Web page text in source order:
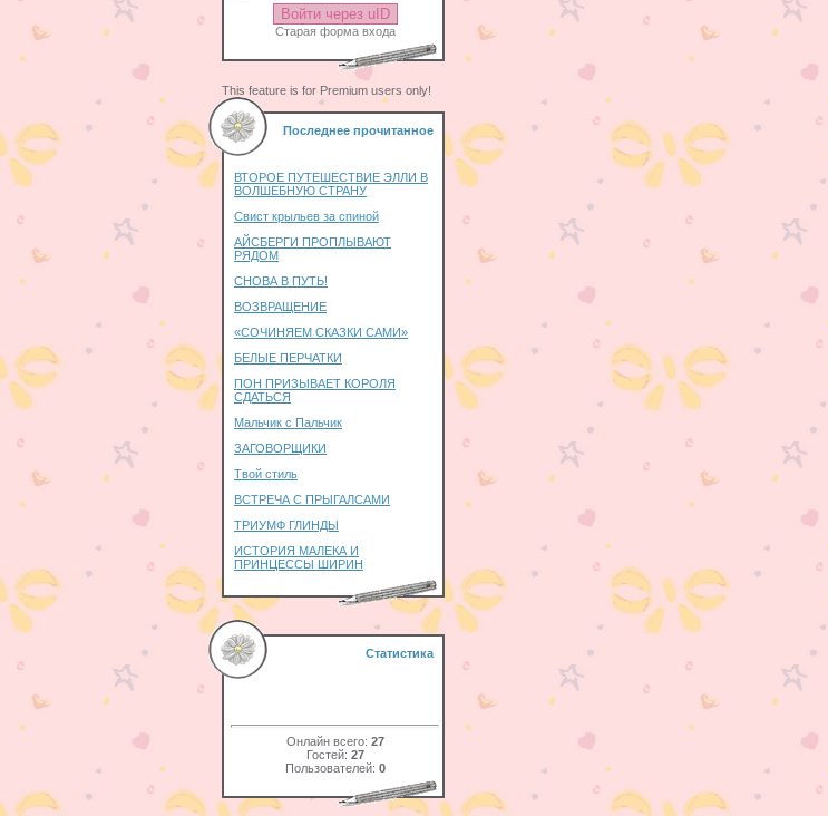
Войти через uID
Старая форма входа
This feature is for Premium users only!
Последнее прочитанное
ВТОРОЕ ПУТЕШЕСТВИЕ ЭЛЛИ В
ВОЛШЕБНУЮ СТРАНУ
Свист крыльев за спиной
АЙСБЕРГИ ПРОПЛЫВАЮТ
РЯДОМ
СНОВА В ПУТЬ!
ВОЗВРАЩЕНИЕ
«СОЧИНЯЕМ СКАЗКИ САМИ»
БЕЛЫЕ ПЕРЧАТКИ
ПОН ПРИЗЫВАЕТ КОРОЛЯ
СДАТЬСЯ
Мальчик с Пальчик
ЗАГОВОРЩИКИ
Твой стиль
ВСТРЕЧА С ПРЫГАЛСАМИ
ТРИУМФ ГЛИНДЫ
ИСТОРИЯ МАЛЕКА И
ПРИНЦЕССЫ ШИРИН
Статистика
Онлайн всего: 27
Гостей: 27
Пользователей: 0